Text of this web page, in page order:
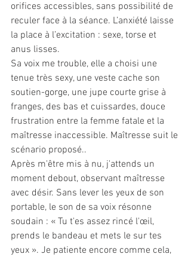
orifices accessibles, sans possibilité de
reculer face à la séance. L’anxiété laisse
la place à l’excitation : sexe, torse et
anus lisses.
Sa voix me trouble, elle a choisi une
tenue très sexy, une veste cache son
soutien-gorge, une jupe courte grise à
franges, des bas et cuissardes, douce
frustration entre la femme fatale et la
maîtresse inaccessible. Maîtresse suit le
scénario proposé..
Après m'être mis à nu, j'attends un
moment debout, observant maîtresse
avec désir. Sans lever les yeux de son
portable, le son de sa voix résonne
soudain : « Tu t'es assez rincé l'œil,
prends le bandeau et mets le sur tes
yeux ». Je patiente encore comme cela,